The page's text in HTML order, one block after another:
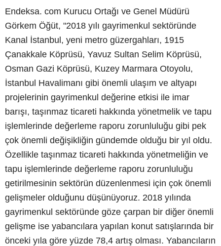
Endeksa. com Kurucu Ortağı ve Genel Müdürü
Görkem Öğüt, "2018 yılı gayrimenkul sektöründe
Kanal İstanbul, yeni metro güzergahları, 1915
Çanakkale Köprüsü, Yavuz Sultan Selim Köprüsü,
Osman Gazi Köprüsü, Kuzey Marmara Otoyolu,
İstanbul Havalimanı gibi önemli ulaşım ve altyapı
projelerinin gayrimenkul değerine etkisi ile imar
barışı, taşınmaz ticareti hakkında yönetmelik ve tapu
işlemlerinde değerleme raporu zorunluluğu gibi pek
çok önemli değişikliğin gündemde olduğu bir yıl oldu.
Özellikle taşınmaz ticareti hakkında yönetmeliğin ve
tapu işlemlerinde değerleme raporu zorunluluğu
getirilmesinin sektörün düzenlenmesi için çok önemli
gelişmeler olduğunu düşünüyoruz. 2018 yılında
gayrimenkul sektöründe göze çarpan bir diğer önemli
gelişme ise yabancılara yapılan konut satışlarında bir
önceki yıla göre yüzde 78,4 artış olması. Yabancıların